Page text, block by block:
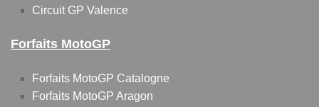
Circuit GP Valence
Forfaits MotoGP
Forfaits MotoGP Catalogne
Forfaits MotoGP Aragon